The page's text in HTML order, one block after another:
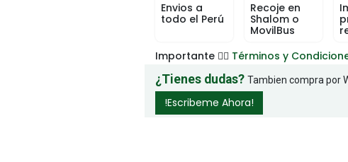
Envios a
todo el Perú
Recoje en
Shalom o
MovilBus
Importante 👉🏻 Términos y
¿Tienes dudas? Tambien compra por
!Escribeme Ahora!